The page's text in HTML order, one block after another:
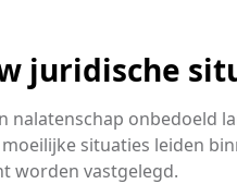
juridische
nalatenschap onbedoeld
situaties leiden
worden vastgelegd.